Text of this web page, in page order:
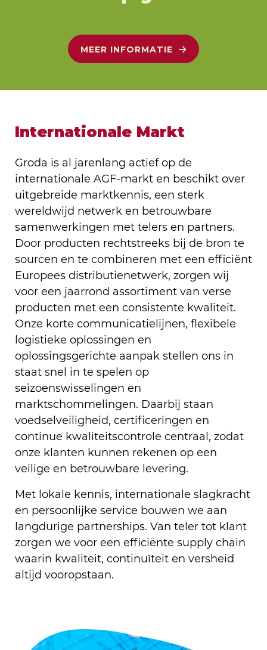
MEER INFORMATIE
Internationale Markt
Groda is al jarenlang actief op de
internationale AGF-markt en beschikt over
uitgebreide marktkennis, een sterk
wereldwijd netwerk en betrouwbare
samenwerkingen met telers en partners.
Door producten rechtstreeks bij de bron te
sourcen en te combineren met een efficiënt
Europees distributienetwerk, zorgen wij
voor een jaarrond assortiment van verse
producten met een consistente kwaliteit.
Onze korte communicatielijnen, flexibele
logistieke oplossingen en
oplossingsgerichte aanpak stellen ons in
staat snel in te spelen op
seizoenswisselingen en
marktschommelingen. Daarbij staan
voedselveiligheid, certificeringen en
continue kwaliteitscontrole centraal, zodat
onze klanten kunnen rekenen op een
veilige en betrouwbare levering.
Met lokale kennis, internationale slagkracht
en persoonlijke service bouwen we aan
langdurige partnerships. Van teler tot klant
zorgen we voor een efficiënte supply chain
waarin kwaliteit, continuïteit en versheid
altijd vooropstaan.